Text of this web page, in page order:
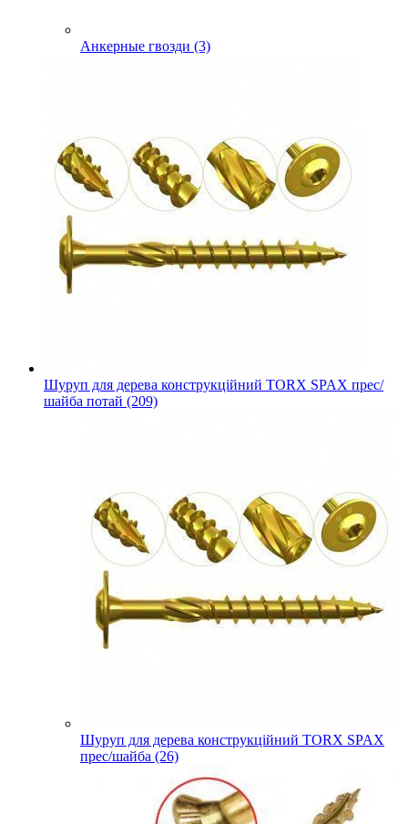
Анкерные гвозди (3)
Шуруп для дерева конструкційний TORX SPAX прес/
шайба потай (209)
Шуруп для дерева конструкційний TORX SPAX
прес/шайба (26)